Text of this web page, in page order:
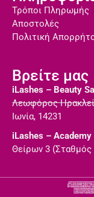
Τρόποι Πληρωμής
Αποστολές
Πολιτική
Βρείτε μας
iLashes – Beauty
Λεωφόρος
Ιωνία, 14231
iLashes – Academy
Θείρων 3 (Σταθμός